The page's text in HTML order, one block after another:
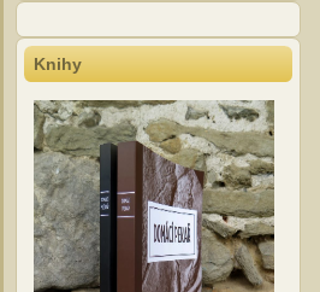
Knihy